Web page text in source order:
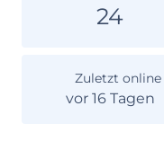
24
Zuletzt online
vor 16 Tagen